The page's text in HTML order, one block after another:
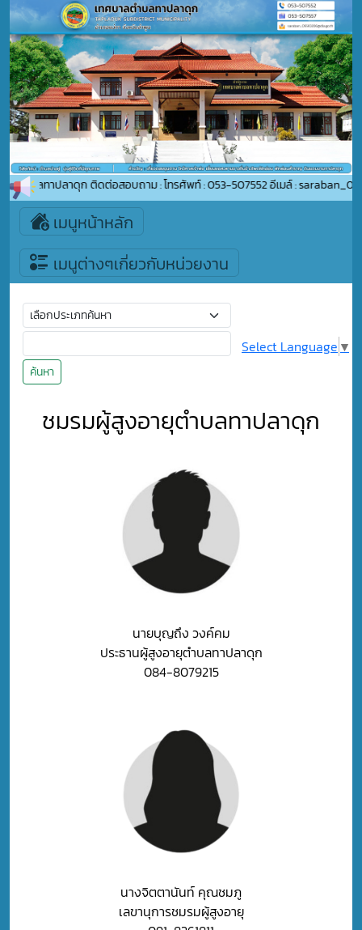
ลทาปลาดุก ติดต่อสอบถาม : โทรศัพท์ : 053-507552 อีเมล์ :
เมนูหน้าหลัก
เมนูต่างๆเกี่ยวกับหน่วยงาน
ค้นหา
Select Language ▼
ชมรมผู้สูงอายุตำบลทาปลาดุก
นายบุญถึง วงค์คม
ประธานผู้สูงอายุตำบลทาปลาดุก
084-8079215
นางจิตตานันท์ คุณชมภู
เลขานุการชมรมผู้สูงอายุ